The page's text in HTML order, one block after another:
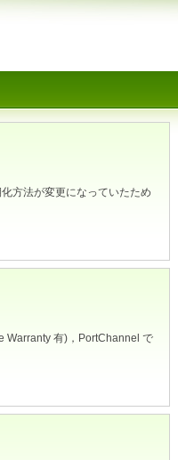
方法が変更になっていたため
Warranty 有)，PortChannel で